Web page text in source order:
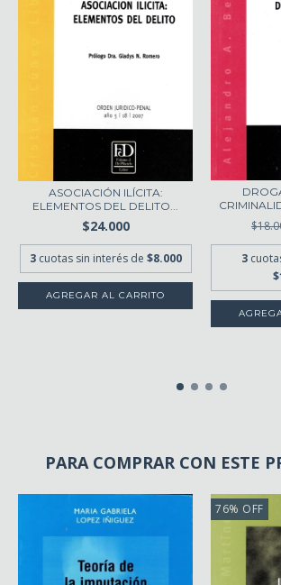
ASOCIACIÓN ILÍCITA:
ELEMENTOS DEL DELITO...
$24.000
3 cuotas sin interés de $8.000 3
PARA COMPRAR CON ESTE
76% OFF